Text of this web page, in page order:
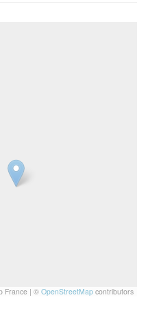
France | © OpenStreetMap contributors